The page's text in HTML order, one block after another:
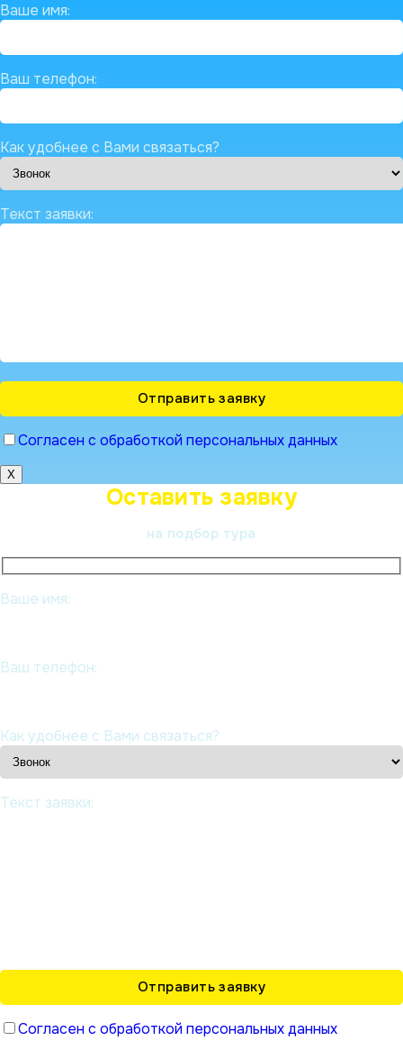
Ваше имя:
Ваш телефон:
Как удобнее с Вами связаться?
Текст заявки:
Согласен с обработкой персональных данных
X
Оставить заявку
на подбор тура
Ваше имя:
Ваш телефон:
Как удобнее с Вами связаться?
Текст заявки:
Согласен с обработкой персональных данных